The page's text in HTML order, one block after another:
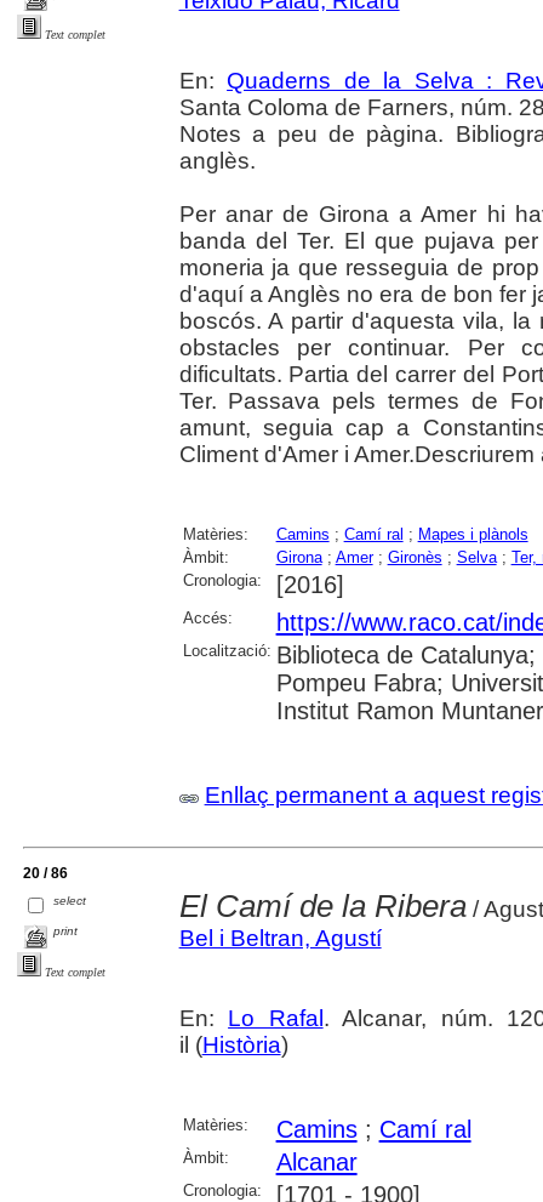
Text complet
En: Quaderns de la Selva :
Santa Coloma de Farners, núm.
Notes a peu de pàgina.
anglès.
Per anar de Girona a Amer hi
banda del Ter. El que pujava
moneria ja que resseguia de
d'aquí a Anglès no era de bon fer
boscós. A partir d'aquesta vila,
obstacles per continuar. Per
dificultats. Partia del carrer del
Ter. Passava pels termes de
amunt, seguia cap a
Climent d'Amer i
Matèries: Camins ; Camí ral ; Mapes i plànols
Àmbit:
Girona; Amer; Gironès ; Selva; Ter,
Cronologia:
[2016]
Accés: https://www.raco.cat/
Localització: Biblioteca de
Pompeu Fabra;
Institut Ramon Muntaner
Enllaç permanent a aquest
20 / 86
select
print
Text complet
El Camí de la Ribera/
Bel i Beltran, Agustí
En: Lo Rafal . Alcanar, núm.
il (Història)
Matèries: Camins; Camí ral
Àmbit: Alcanar
Cronologia: [1701 - 1900]